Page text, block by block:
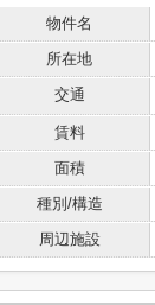
物件名
所在地
交通
賃料
面積
種別/構造
周辺施設